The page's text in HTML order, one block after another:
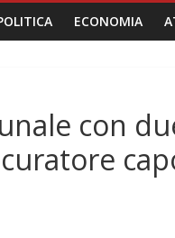
ECONOMIA
con